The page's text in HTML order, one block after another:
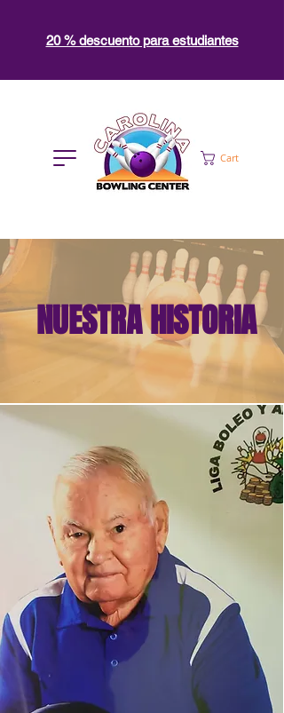
Cart
20 % descuento para estudiantes
NUESTRAHISTORIA